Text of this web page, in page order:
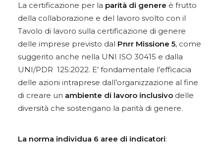
La certificazione per la parità di genere è frutto
della collaborazione e del lavoro svolto con il
Tavolo di lavoro sulla certificazione di genere
delle imprese previsto dal Pnrr Missione 5, come
suggerito anche nella UNI ISO 30415 e dalla
UNI/PDR 125:2022. E’ fondamentale l’efficacia
delle azioni intraprese dall’organizzazione al fine
di creare un ambiente di lavoro inclusivo delle
diversità che sostengano la parità di genere.
La norma individua 6 aree di indicatori: